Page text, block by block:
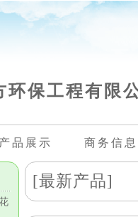
环保工程有限
产品展示 商务信息
[最新产品]